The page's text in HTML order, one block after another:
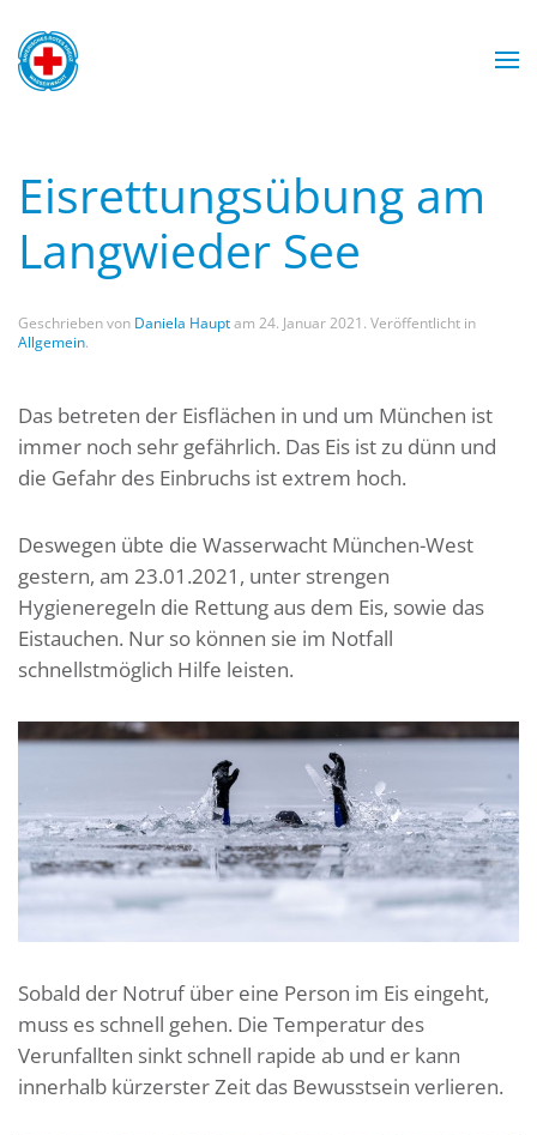
Zum Hauptinhalt springen
Mit Sicherheit am Wasser
MÜNCHEN
Eisrettungsübung am
Langwieder See
Geschrieben von Daniela Hauptam 24. Januar 2021 . Veröffentlicht in
Allgemein.
Das betreten der Eisflächen in und um München ist
immer noch sehr gefährlich. Das Eis ist zu dünn und
die Gefahr des Einbruchs ist extrem hoch.
Deswegen übte die Wasserwacht München-West
gestern, am 23.01.2021, unter strengen
Hygieneregeln die Rettung aus dem Eis, sowie das
Eistauchen. Nur so können sie im Notfall
schnellstmöglich Hilfe leisten.
Sobald der Notruf über eine Person im Eis eingeht,
muss es schnell gehen. Die Temperatur des
Verunfallten sinkt schnell rapide ab und er kann
innerhalb kürzerster Zeit das Bewusstsein verlieren.